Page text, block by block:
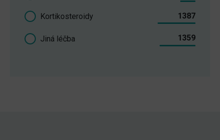
Kortikosteroidy 1387
Jiná léčba 1359